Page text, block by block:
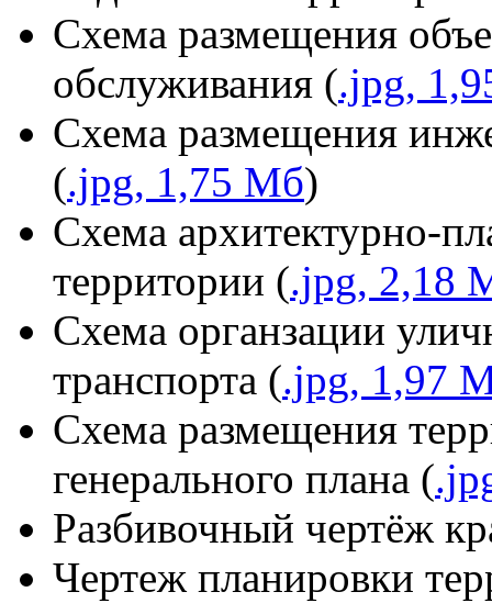
Схема размещения
обслуживания (.jpg,
Схема размещения
(.jpg, 1,75 Мб)
Схема архитектурно-
территории (.jpg, 2,18
Схема органзации
транспорта (.jpg, 1,97
Схема размещения
генерального плана (
Разбивочный чертёж
Чертеж планировки